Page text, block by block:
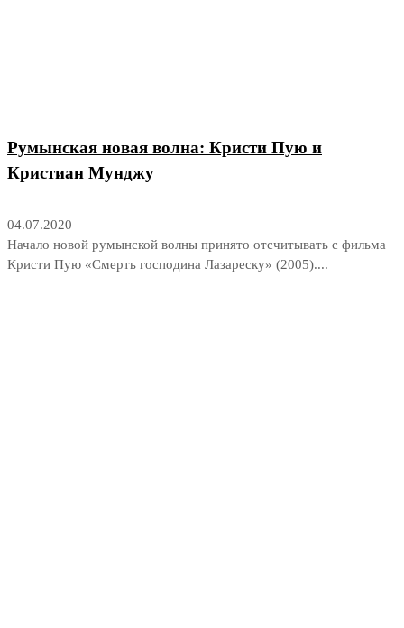
Румынская новая волна: Кристи Пую и
Кристиан Мунджу
04.07.2020
Начало новой румынской волны принято отсчитывать с фильма
Кристи Пую «Смерть господина Лазареску» (2005)....